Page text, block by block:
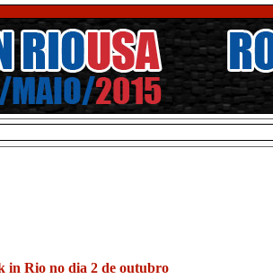
in Rio no dia 2 de outubro